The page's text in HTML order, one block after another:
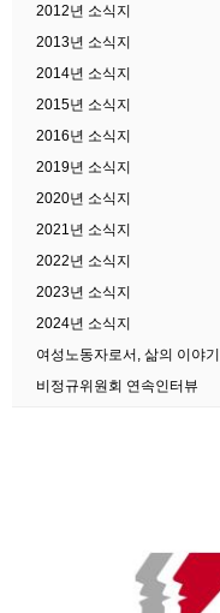
2012년 소식지
2013년 소식지
2014년 소식지
2015년 소식지
2016년 소식지
2019년 소식지
2020년 소식지
2021년 소식지
2022년 소식지
2023년 소식지
2024년 소식지
여성노동자로서, 삶의 이야기
비정규위원회 연속인터뷰